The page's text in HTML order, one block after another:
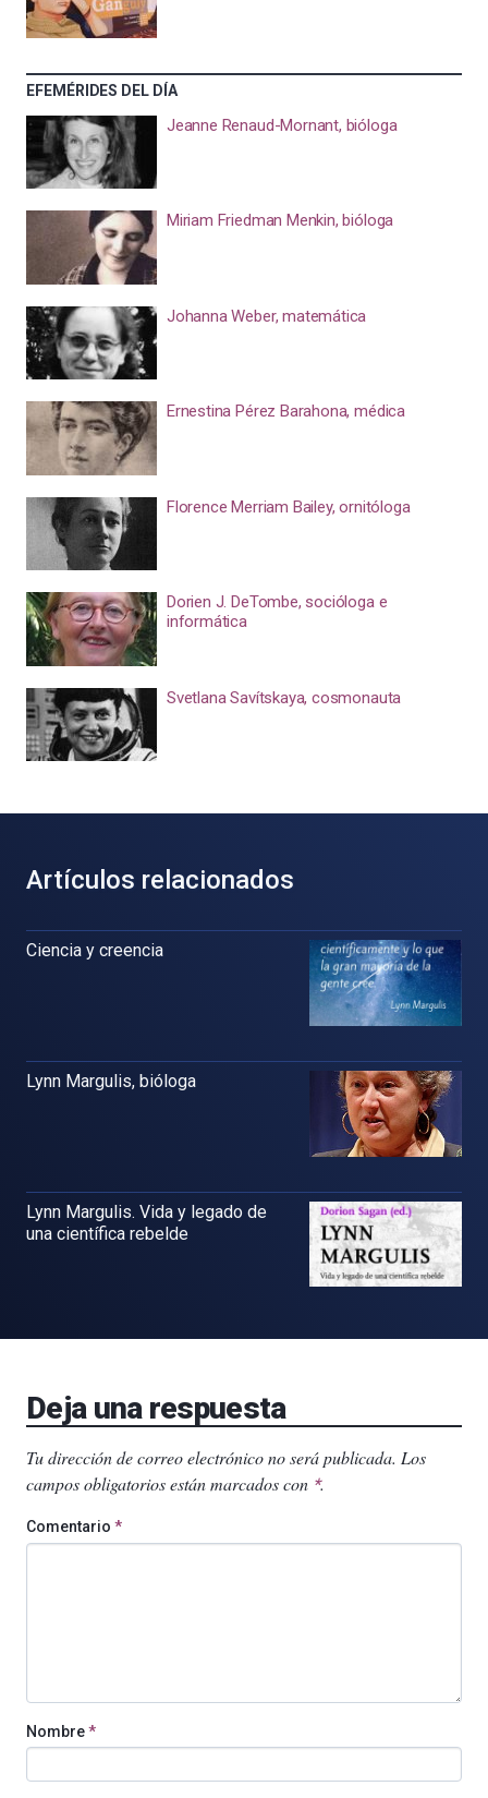
EFEMÉRIDES DEL DÍA
Jeanne Renaud-Mornant, bióloga
Miriam Friedman Menkin, bióloga
Johanna Weber, matemática
Ernestina Pérez Barahona, médica
Florence Merriam Bailey, ornitóloga
Dorien J. DeTombe, socióloga e
informática
Svetlana Savítskaya, cosmonauta
Artículos relacionados
Ciencia y creencia
Lynn Margulis, bióloga
Lynn Margulis. Vida y legado de
una científica rebelde
Deja una respuesta
Tu dirección de correo electrónico no será publicada. Los
campos obligatorios están marcados con *.
Comentario *
Nombre*